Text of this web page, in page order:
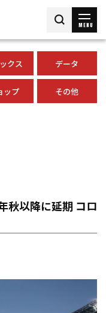
MENU
クス データ
ップ その他
秋以降に延期 コロ